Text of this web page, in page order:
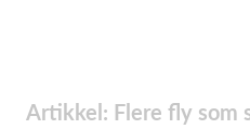
Artikkel: Flere fly som